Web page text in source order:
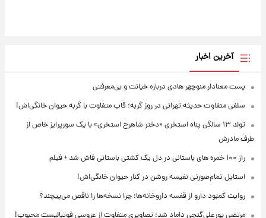
آخرین اخبار
پست معنادار منوچهر هادی درباره خیانت و بی‌معرفتی
سلفی متفاوت حدیثه تهرانی در روز گربه؛ قاب متفاوت با گربه حیوان خانگی‌اش!
تولد ۱۳ سالگی پناه استخری «دختر شاهرخ استخری» با یک سورپرایز خاص از
طرف مادرش
راز ۱۰۰ خمره های باستانی در دل یک کشتی باستانی فاش شد + فیلم
استایل تمام‌صورتی نفیسه روشن در کنار حیوان خانگی‌اش!
روایت کمبود دارو از قفسه داروخانه‌ها؛ چرا نسخه‌ها را ناقص می‌پیچند؟
مرتضی پورعلی‌گنجی داماد شد؛ تصاویری متفاوت از عروسی فوتبالیست محبوب!